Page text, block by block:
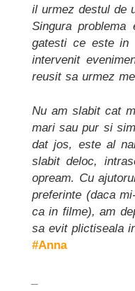
il urmez destul de
Singura
gatesti ce este in
intervenit
reusit sa urmez
Nu am slabit cat
mari sau pur si
dat jos, este al
slabit deloc,
opream. Cu
preferinte (daca
ca in filme), am
sa evit plictiseala
#Anna